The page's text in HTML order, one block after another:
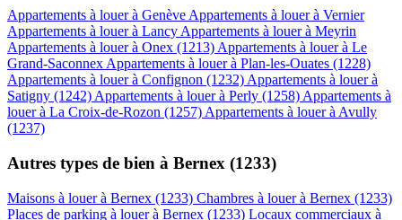
Appartements à louer à Genève Appartements à louer à Vernier
Appartements à louer à Lancy Appartements à louer à Meyrin
Appartements à louer à Onex (1213) Appartements à louer à Le
Grand-Saconnex Appartements à louer à Plan-les-Ouates (1228)
Appartements à louer à Confignon (1232) Appartements à louer à
Satigny (1242) Appartements à louer à Perly (1258) Appartements à
louer à La Croix-de-Rozon (1257) Appartements à louer à Avully
(1237)
Autres types de bien à Bernex (1233)
Maisons à louer à Bernex (1233) Chambres à louer à Bernex (1233)
Places de parking à louer à Bernex (1233) Locaux commerciaux à